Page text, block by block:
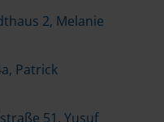
2, Melanie
Patrick
51, Yusuf